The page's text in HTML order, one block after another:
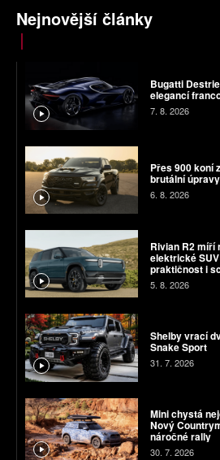
Nejnovější články
Bugatti
elegancí
7. 8. 2026
Přes 900 koní
brutální
6. 8. 2026
Rivian R2 míří
elektrické
praktičnost i
5. 8. 2026
Shelby vrací
Snake Sport
31. 7. 2026
Mini chystá
Nový
náročné rally
30. 7. 2026